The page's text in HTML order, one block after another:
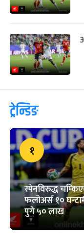
ट्रेन्डिङ
१
स्पेनविरुद्ध
फलोअर्स १०
पुगे ५० लाख